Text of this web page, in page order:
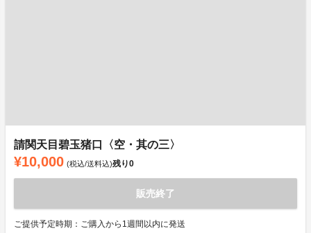
請関天目碧玉猪口〈空・其の三〉
¥10,000 (税込/送料込)残り0
販売終了
ご提供予定時期：ご購入から1週間以内に発送